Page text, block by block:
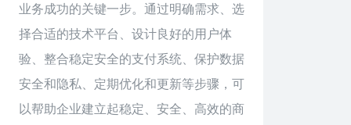
业务成功的关键一步。通过明确需求、选
择合适的技术平台、设计良好的用户体
验、整合稳定安全的支付系统、保护数据
安全和隐私、定期优化和更新等步骤，可
以帮助企业建立起稳定、安全、高效的商